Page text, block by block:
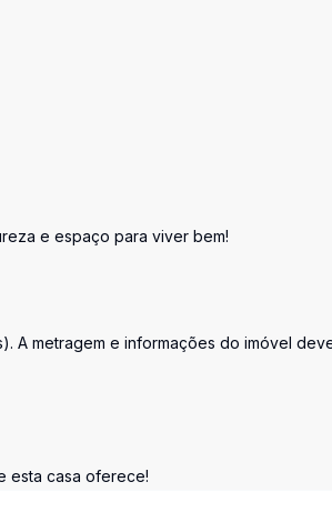
e espaço para viver bem!
A metragem e informações do imóvel
esta casa oferece!